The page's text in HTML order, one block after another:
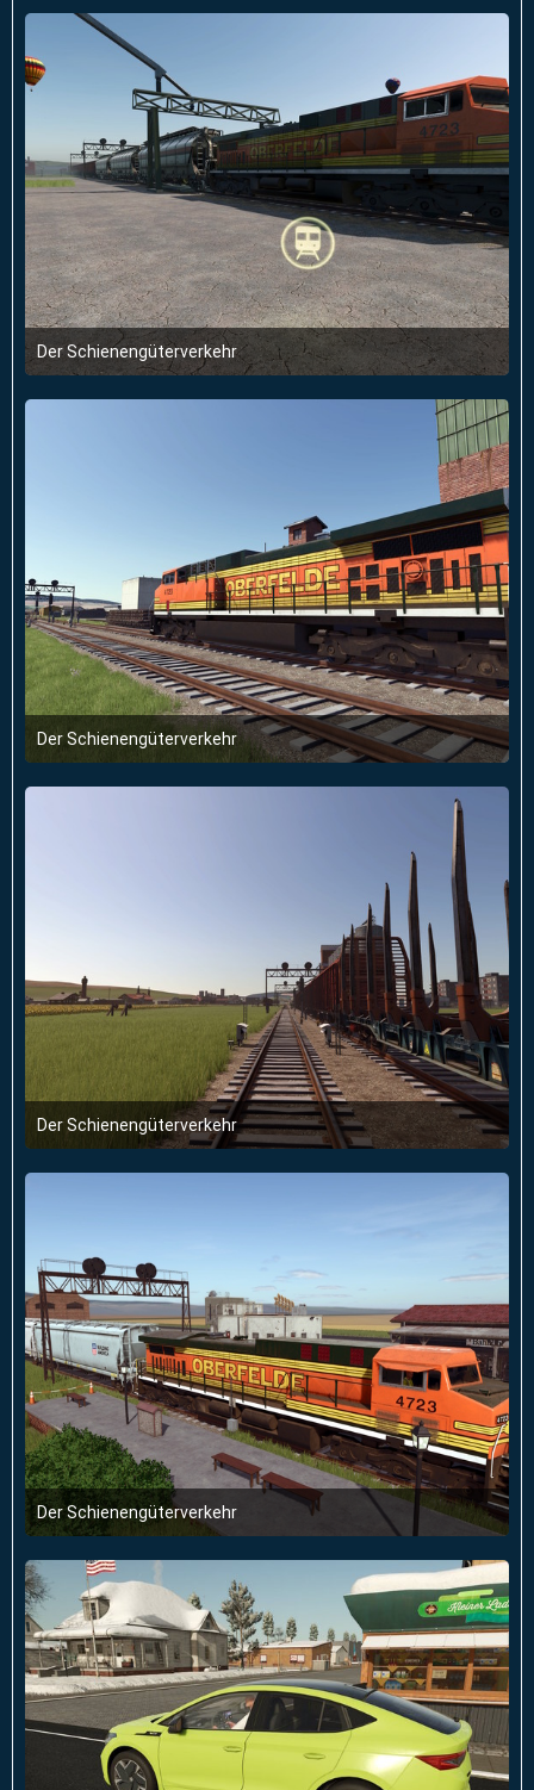
2
Der Schienengüterverkehr
28. Januar 2026 um 18:17
2
Der Schienengüterverkehr
28. Januar 2026 um 18:17
2
Der Schienengüterverkehr
28. Januar 2026 um 18:17
Der Schienengüterverkehr
28. Januar 2026 um 18:17